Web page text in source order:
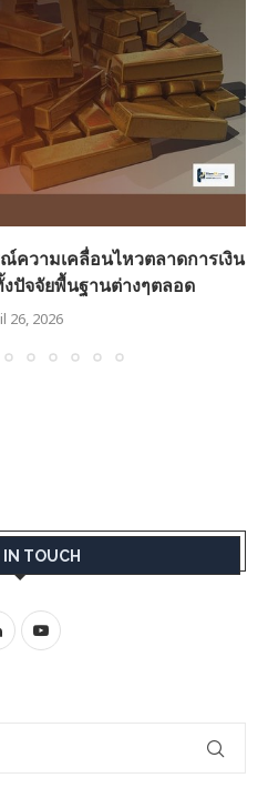
ความเคลื่อนไหวตลาดการเงิน
ปัจจัยพื้นฐานต่างๆตลอด
26, 2026
IN TOUCH